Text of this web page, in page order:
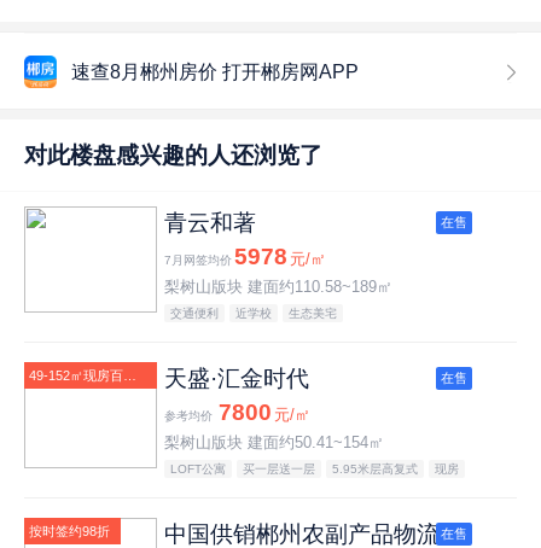
速查8月郴州房价 打开郴房网APP
对此楼盘感兴趣的人还浏览了
青云和著 在售
7月网签均价5978 元/㎡
梨树山版块 建面约110.58~189㎡
交通便利 近学校 生态美宅
49-152㎡现房百变
天盛·汇金时代 在售
参考均价 7800 元/㎡
梨树山版块 建面约50.41~154㎡
LOFT公寓 买一层送一层 5.95米层高复式 现房
按时签约98折 中国供销郴州农副产品物流园
在售